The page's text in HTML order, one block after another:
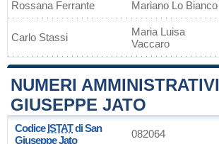
Rossana Ferrante Mariano Lo Bianco
Carlo Stassi
Maria Luisa
Vaccaro
NUMERI
GIUSEPPE JATO
CodiceISTATdi San
Giuseppe Jato
082064